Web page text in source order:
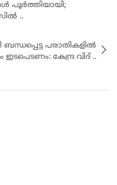
പൂർത്തിയായി;
..
പരാതികളിൽ
ഇടപെടണം: കേന്ദ്ര വിദ് ..